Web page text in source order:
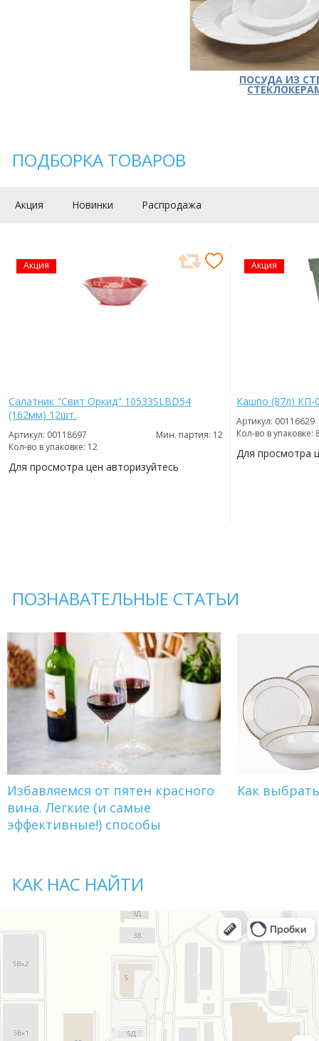
ПОСУДА ИЗ
ПОДБОРКА ТОВАРОВ
Акция Новинки Распродажа
Акция
Салатник "Свит Оркид" 10533SLBD54
(162мм) 12шт.
Артикул: 00118697
Мин. партия: 12
Кол-во в упаковке: 12
Для просмотра цен авторизуйтесь
Акция
Кашпо (87л) КП-
Артикул: 00116629
Кол-во в упаковке:
Для просмотра
ПОЗНАВАТЕЛЬНЫЕ СТАТЬИ
Избавляемся от пятен красного
вина. Легкие (и самые
эффективные!) способы
Как
КАК НАС НАЙТИ